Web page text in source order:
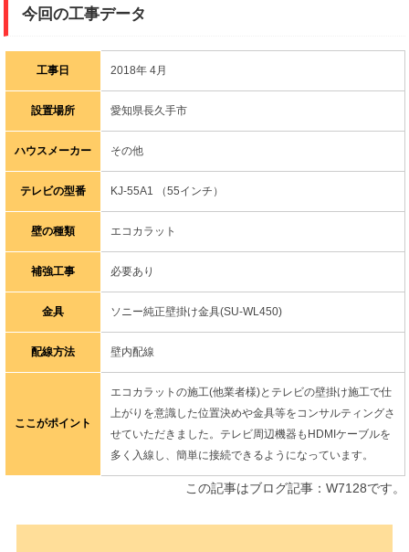
今回の工事データ
工事日 2018年 4月
設置場所 愛知県長久手市
ハウスメーカー その他
テレビの型番 KJ-55A1 （55インチ）
壁の種類 エコカラット
補強工事 必要あり
金具 ソニー純正壁掛け金具(SU-WL450)
配線方法 壁内配線
ここがポイント
エコカラットの施工(他業者様)とテレビの壁掛け施工で仕
上がりを意識した位置決めや金具等をコンサルティングさ
せていただきました。テレビ周辺機器もHDMIケーブルを
多く入線し、簡単に接続できるようになっています。
この記事はブログ記事：W7128です。